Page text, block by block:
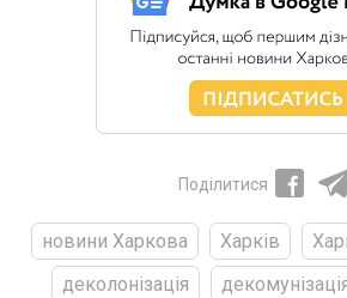
Поділитися
новини Харкова Харків
деколонізація